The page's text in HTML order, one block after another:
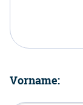
Vorname: